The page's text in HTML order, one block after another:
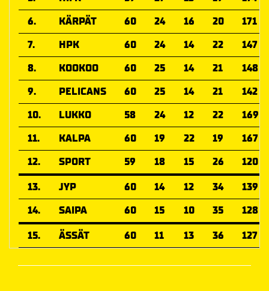
6.
KÄRPÄT 60 24 16 20
171
7.
HPK 60 24 14 22
147
8.
KOOKOO 60 25 14 21
148
9.
PELICANS 60 25 14 21
142
10.
LUKKO 58 24 12 22
169
11.
KALPA 60 19 22 19
167
12.
SPORT 59 18 15 26
120
13.
JYP 60 14 12 34
139
14.
SAIPA 60 15 10 35
128
15.
ÄSSÄT 60 11 13 36 127